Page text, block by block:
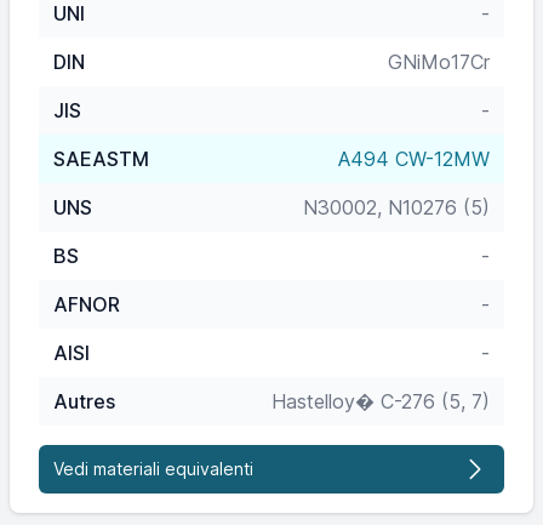
UNI
-
DIN
GNiMo17Cr
JIS
-
SAEASTM
A494 CW-12MW
UNS
N30002, N10276 (5)
BS
-
AFNOR
-
AISI
-
Autres
Hastelloy� C-276 (5, 7)
Vedi materiali equivalenti